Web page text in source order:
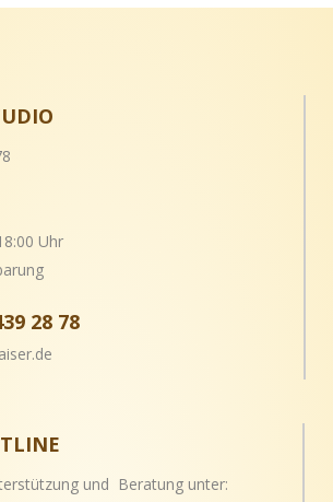
Uhr
28 78
und Beratung unter: